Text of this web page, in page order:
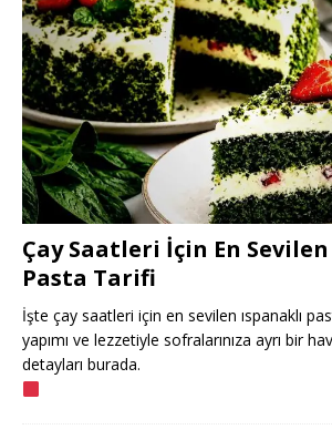
Çay Saatleri İçin En
Pasta Tarifi
İşte çay saatleri için en sevilen ıspanaklı
yapımı ve lezzetiyle sofralarınıza ayrı bir
detayları burada.